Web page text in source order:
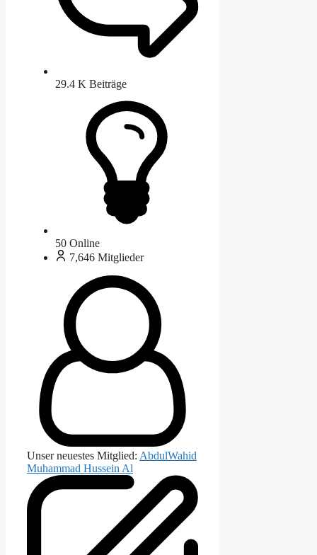
29.4 K Beiträge
50 Online
7,646 Mitglieder
Unser neuestes Mitglied: AbdulWahid
Muhammad Hussein Al